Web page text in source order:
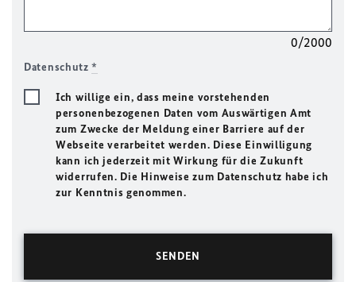
0/2000
Datenschutz*
Ich willige ein, dass meine vorstehenden
personenbezogenen Daten vom Auswärtigen Amt
zum Zwecke der Meldung einer Barriere auf der
Webseite verarbeitet werden. Diese Einwilligung
kann ich jederzeit mit Wirkung für die Zukunft
widerrufen. Die Hinweise zum Datenschutz habe ich
zur Kenntnis genommen.